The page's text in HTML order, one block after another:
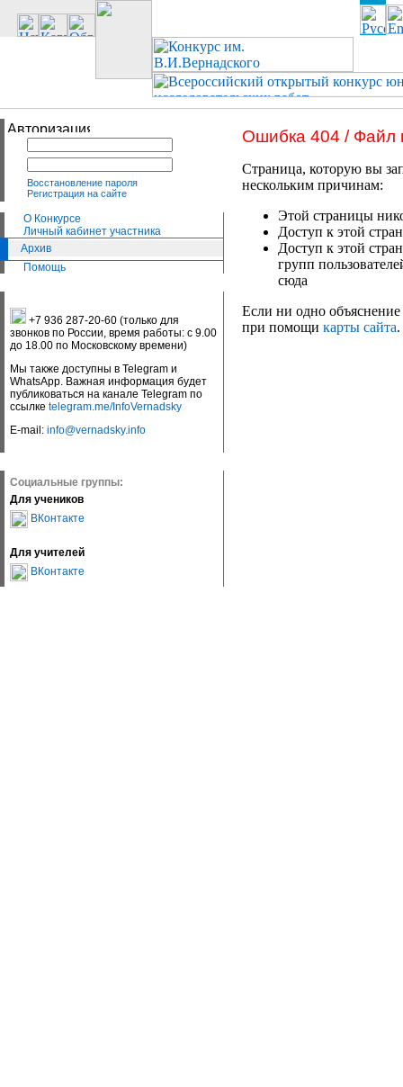
Восстановление пароля
Регистрация на сайте
О Конкурсе
Личный кабинет участника
Архив
Помощь
+7 936 287-20-60 (только для
звонков по России, время работы: с 9.00
до 18.00 по Московскому времени)
Мы также доступны в Telegram и
WhatsApp. Важная информация будет
публиковаться на канале Telegram по
ссылке telegram.me/InfoVernadsky
E-mail: info@vernadsky.info
Социальные группы:
Для учеников
ВКонтакте
Для учителей
ВКонтакте
Ошибка 404 / Файл
Страница, которую вы
нескольким причинам:
Этой страницы
Доступ к этой
Доступ к этой
групп
сюда
Если ни одно объяснение
при помощи карты сайта.